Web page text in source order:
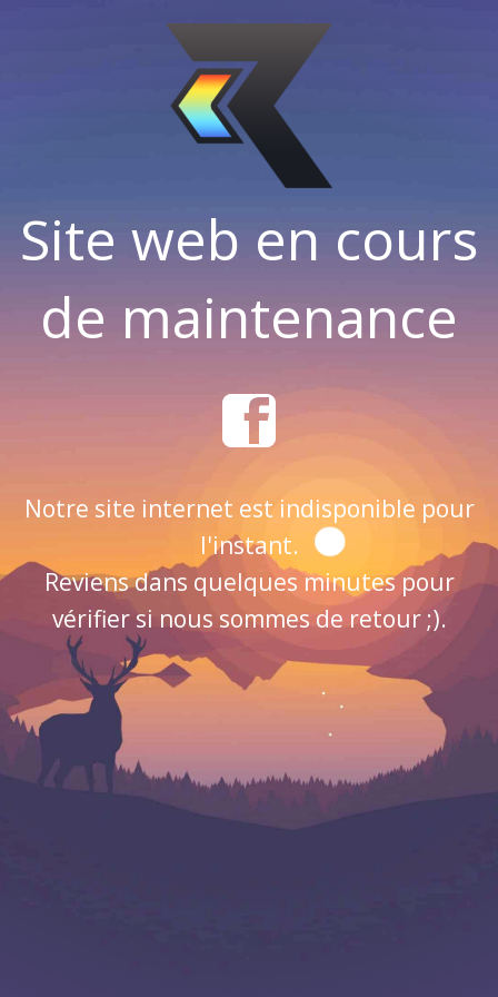
Site web en cours
de maintenance
Notre site internet est indisponible pour
l'instant.
Reviens dans quelques minutes pour
vérifier si nous sommes de retour ;).